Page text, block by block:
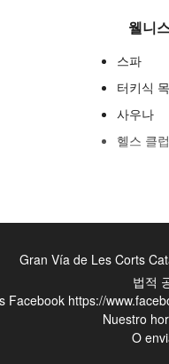
웰니
스파
터키식
사우나
헬스 클럽
일품요
여행
골프
Gran Vía de Les Corts
법적
Facebook https://
Nuestro
O